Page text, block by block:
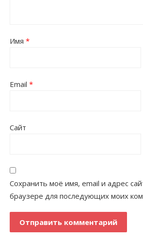
Имя *
Email *
Сайт
Сохранить моё имя, email и адрес
браузере для последующих моих